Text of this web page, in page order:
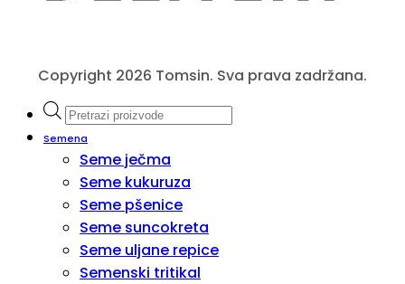
Copyright 2026 Tomsin. Sva prava zadržana.
Products
search
Semena
Seme ječma
Seme kukuruza
Seme pšenice
Seme suncokreta
Seme uljane repice
Semenski tritikal